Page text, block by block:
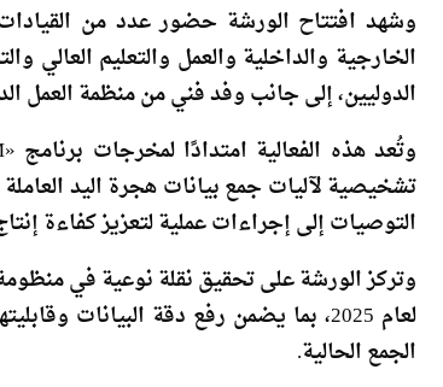
وشهد افتتاح الورشة حضور عدد من القيادات
الخارجية والداخلية والعمل والتعليم العالي
الدوليين، إلى جانب وفد فني من منظمة العمل
التوصيات إلى إجراءات عملية لتعزيز كفاءة
وتركز الورشة على تحقيق نقلة نوعية في منظومة
لعام 2025، بما يضمن رفع دقة البيانات
الجمع الحالية.